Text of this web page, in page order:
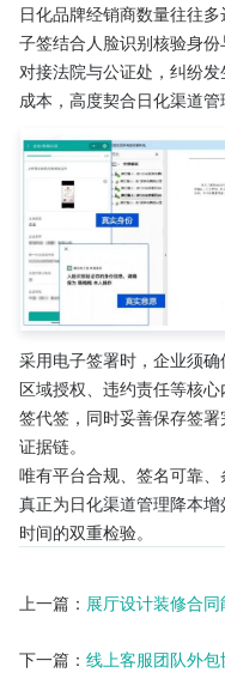
日化品牌经销商数量往往
子签结合人脸识别核验身
对接法院与公证处，纠纷
成本，高度契合日化渠道管
采用电子签署时，企业须确
区域授权、违约责任等核
签代签，同时妥善保存签
证据链。
唯有平台合规、签名可靠
真正为日化渠道管理降本
时间的双重检验。
上一篇： 展厅设计装修合同
下一篇： 线上客服团队外包